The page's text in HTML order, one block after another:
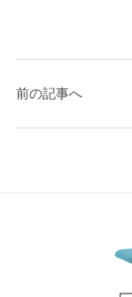
前の記事へ